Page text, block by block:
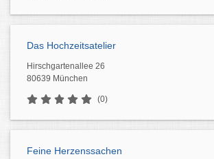
Das Hochzeitsatelier
Hirschgartenallee 26
80639 München
(0)
Feine Herzenssachen